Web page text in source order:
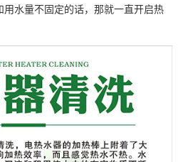
水量不固定的话，那就一直开启热